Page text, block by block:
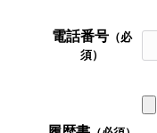
電話番号 （必
須）